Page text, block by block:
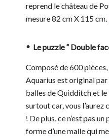
reprend le château de
mesure 82 cm X 115 cm.
Le puzzle “ Double
Composé de 600
Aquarius est original par
balles de Quidditch et
surtout car, vous
! De plus, ce n’est pas
forme d’une malle qui